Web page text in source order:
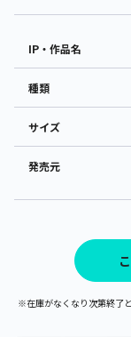
IP・作品名
種類
サイズ
発売元
※在庫がなくなり次第終了